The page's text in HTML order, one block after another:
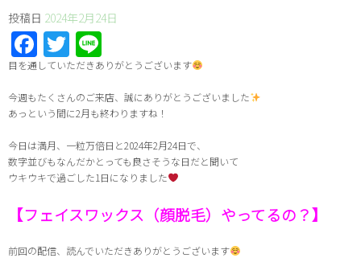
投稿日 2024年2月24日
Facebook
Twitter
目を通していただきありがとうございます
今週もたくさんのご来店、誠にありがとうございました
あっという間に2月も終わりますね！
今日は満月、一粒万倍日と2024年2月24日で、
数字並びもなんだかとっても良さそうな日だと聞いて
ウキウキで過ごした1日になりました
【フェイスワックス（顔脱毛）やってるの？】
前回の配信、読んでいただきありがとうございます